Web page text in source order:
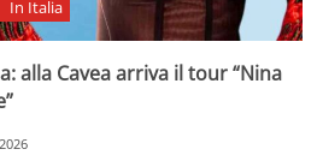
In Italia
alla Cavea arriva il tour “Nina